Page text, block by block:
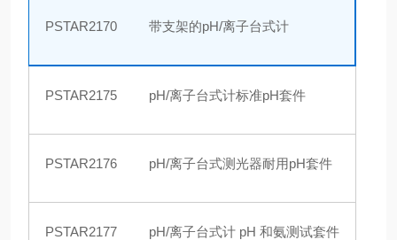
PSTAR2170 带支架的pH/离子台式计
PSTAR2175 pH/离子台式计标准pH套件
PSTAR2176 pH/离子台式测光器耐用pH套件
PSTAR2177 pH/离子台式计 pH 和氨测试套件